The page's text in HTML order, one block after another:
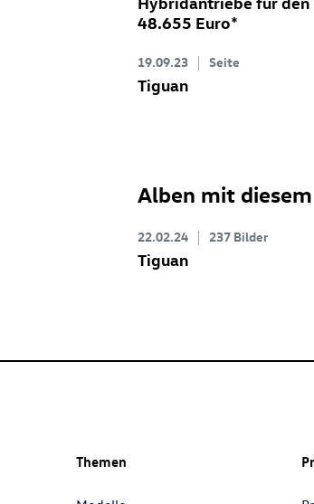
48.655 Euro*
19.09.23 Seite
Tiguan
Alben mit
22.02.24 237 Bilder
Tiguan
Themen